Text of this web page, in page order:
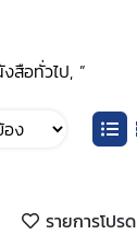
สือทั่วไป, ”
รายการโปรด